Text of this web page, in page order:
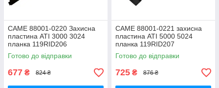
CAME 88001-0220 Захисна
пластина ATI 3000 3024
планка 119RID206
Готово до відправки
677 ₴ 824 ₴
CAME 88001-0221 захисна
пластина ATI 5000 5024
планка 119RID207
Готово до відправки
725 ₴ 876 ₴